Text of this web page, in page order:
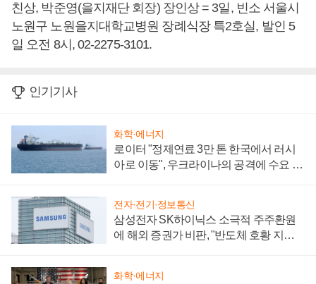
친상, 박준영(을지재단 회장) 장인상 = 3일, 빈소 서울시
노원구 노원을지대학교병원 장례식장 특2호실, 발인 5
일 오전 8시, 02-2275-3101.
인기기사
화학·에너지
로이터 "정제연료 3만 톤 한국에서 러시
아로 이동", 우크라이나의 공격에 수요 늘
전자·전기·정보통신
삼성전자 SK하이닉스 소극적 주주환원
에 해외 증권가 비판, "반도체 호황 지속
화학·에너지